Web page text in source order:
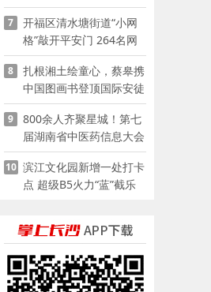
养指南
7
开福区清水塘街道“小网
格”敲开平安门 264名网
格员扫楼“错峰问安”
8
扎根湘土绘童心，蔡皋携
中国图画书登顶国际安徒
生奖
9
800余人齐聚星城！第七
届湖南省中医药信息大会
开幕，AI正在“读懂”古老
中医
10 滨江文化园新增一处打卡
点 超级B5火力“蓝”截乐